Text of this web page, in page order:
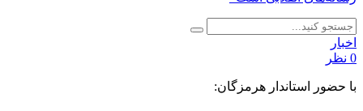
اخبار
0 نظر
با حضور استاندار هرمزگان: